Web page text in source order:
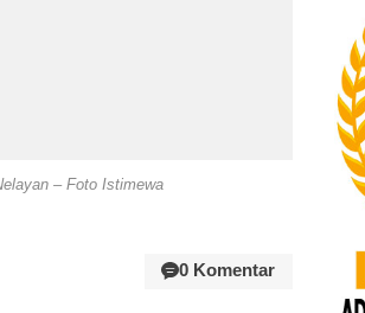
– Foto Istimewa
0 Komentar